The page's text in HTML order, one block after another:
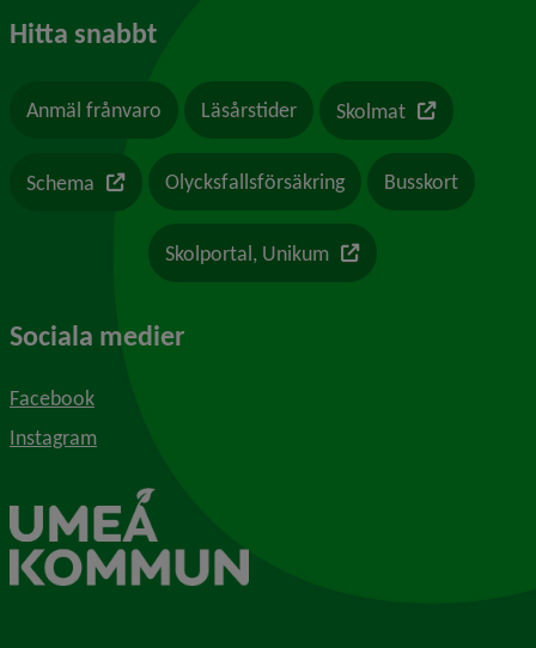
Hitta snabbt
Anmäl frånvaro Läsårstider Skolmat Länk till en
Schema Länk till en annan webbplats
Olycksfallsförsäkring Busskort
Skolportal, Unikum Länk till en annan
Sociala medier
Facebook
Instagram